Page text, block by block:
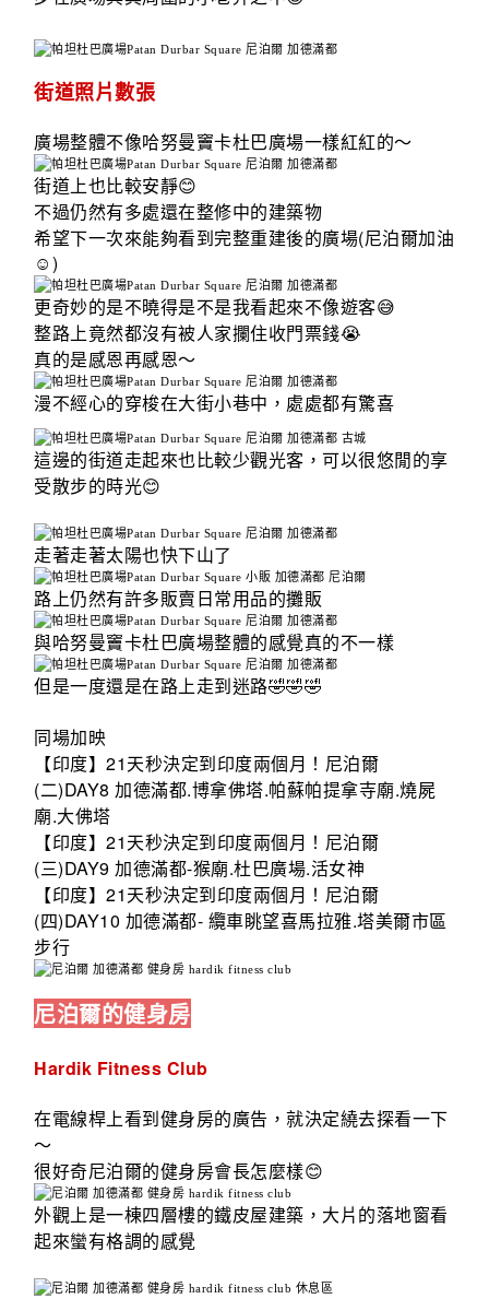
街道照片數張
廣場整體不像哈努曼竇卡杜巴廣場一樣紅紅的～
街道上也比較安靜😊
不過仍然有多處還在整修中的建築物
希望下一次來能夠看到完整重建後的廣場(尼泊爾加油
☺️ )
更奇妙的是不曉得是不是我看起來不像遊客😅
整路上竟然都沒有被人家攔住收門票錢😭
真的是感恩再感恩～
漫不經心的穿梭在大街小巷中，處處都有驚喜
這邊的街道走起來也比較少觀光客，可以很悠閒的享
受散步的時光😊
走著走著太陽也快下山了
路上仍然有許多販賣日常用品的攤販
與哈努曼竇卡杜巴廣場整體的感覺真的不一樣
但是一度還是在路上走到迷路🤣🤣🤣
同場加映
【印度】21天秒決定到印度兩個月！尼泊爾
(二)DAY8 加德滿都.博拿佛塔.帕蘇帕提拿寺廟.燒屍
廟.大佛塔
【印度】21天秒決定到印度兩個月！尼泊爾
(三)DAY9 加德滿都-猴廟.杜巴廣場.活女神
【印度】21天秒決定到印度兩個月！尼泊爾
(四)DAY10 加德滿都- 纜車眺望喜馬拉雅.塔美爾市區
步行
尼泊爾的健身房
Hardik Fitness Club
在電線桿上看到健身房的廣告，就決定繞去探看一下
～
很好奇尼泊爾的健身房會長怎麼樣😊
外觀上是一棟四層樓的鐵皮屋建築，大片的落地窗看
起來蠻有格調的感覺